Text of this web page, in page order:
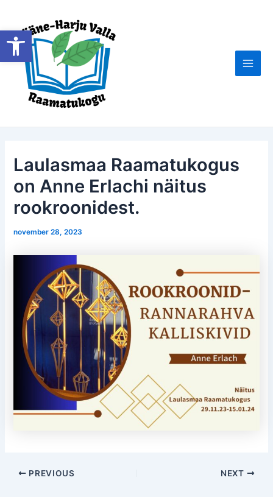
Open toolbar
content
Main
Laulasmaa Raamatukogus
on Anne Erlachi näitus
rookroonidest.
november 28, 2023
Post
PREVIOUS NEXT